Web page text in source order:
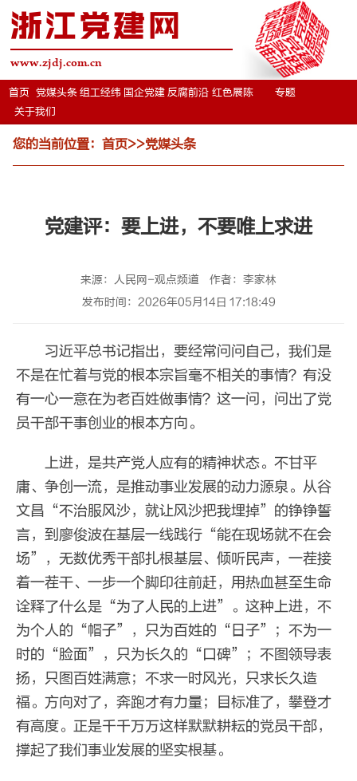
浙江党建网
www.zjdj.com.cn
首页 党媒头条 组工经纬 国企党建 反腐前沿 红色展陈
专题
关于我们
您的当前位置： 首页>>党媒头条
党建评：要上进，不要唯上求进
来源：人民网-观点频道
作者：李家林
发布时间：2026年05月14日 17:18:49
习近平总书记指出，要经常问问自己，我们是
不是在忙着与党的根本宗旨毫不相关的事情？有没
有一心一意在为老百姓做事情？这一问，问出了党
员干部干事创业的根本方向。
上进，是共产党人应有的精神状态。不甘平
庸、争创一流，是推动事业发展的动力源泉。从谷
文昌“不治服风沙，就让风沙把我埋掉”的铮铮誓
言，到廖俊波在基层一线践行“能在现场就不在会
场”，无数优秀干部扎根基层、倾听民声，一茬接
着一茬干、一步一个脚印往前赶，用热血甚至生命
诠释了什么是“为了人民的上进”。这种上进，不
为个人的“帽子”，只为百姓的“日子”；不为一
时的“脸面”，只为长久的“口碑”；不图领导表
扬，只图百姓满意；不求一时风光，只求长久造
福。方向对了，奔跑才有力量；目标准了，攀登才
有高度。正是千千万万这样默默耕耘的党员干部，
撑起了我们事业发展的坚实根基。